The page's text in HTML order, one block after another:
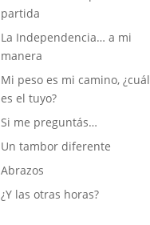
partida
La Independencia… a mi
manera
Mi peso es mi camino, ¿cuál
es el tuyo?
Si me preguntás…
Un tambor diferente
Abrazos
¿Y las otras horas?